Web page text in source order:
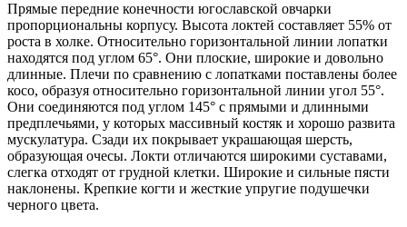
Прямые передние конечности югославской овчарки
пропорциональны корпусу. Высота локтей составляет 55% от
роста в холке. Относительно горизонтальной линии лопатки
находятся под углом 65°. Они плоские, широкие и довольно
длинные. Плечи по сравнению с лопатками поставлены более
косо, образуя относительно горизонтальной линии угол 55°.
Они соединяются под углом 145° с прямыми и длинными
предплечьями, у которых массивный костяк и хорошо развита
мускулатура. Сзади их покрывает украшающая шерсть,
образующая очесы. Локти отличаются широкими суставами,
слегка отходят от грудной клетки. Широкие и сильные пясти
наклонены. Крепкие когти и жесткие упругие подушечки
черного цвета.